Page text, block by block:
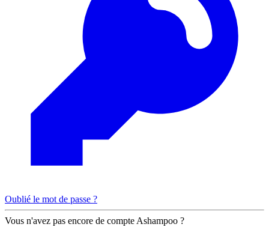
Oublié le mot de passe ?
Vous n'avez pas encore de compte Ashampoo ?